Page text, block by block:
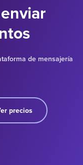
de mensajería
precios